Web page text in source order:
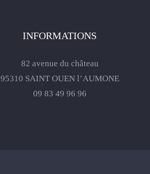
INFORMATIONS
82 avenue du château
95310 SAINT OUEN l’AUMONE
09 83 49 96 96